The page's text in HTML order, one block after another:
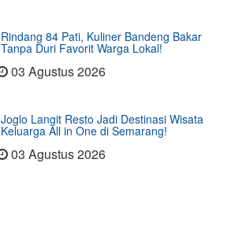
Rindang 84 Pati, Kuliner Bandeng Bakar
Tanpa Duri Favorit Warga Lokal!
03 Agustus 2026
Joglo Langit Resto Jadi Destinasi Wisata
Keluarga All in One di Semarang!
03 Agustus 2026